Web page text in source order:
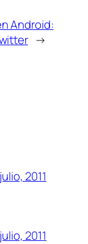
Android:
→
2011
2011